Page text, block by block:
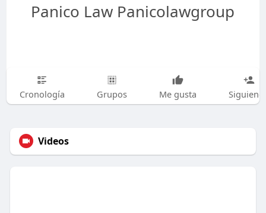
Panico Law Panicolawgroup
Cronología Grupos Me gusta
Videos